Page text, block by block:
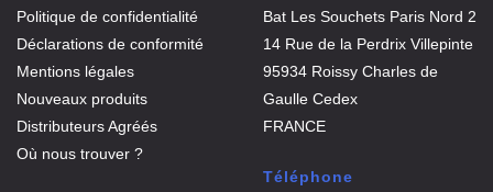
Politique de confidentialité
Déclarations de conformité
Mentions légales
Nouveaux produits
Distributeurs Agréés
Où nous trouver ?
Bat Les Souchets Paris Nord 2
14 Rue de la Perdrix Villepinte
95934 Roissy Charles de
Gaulle Cedex
FRANCE
Téléphone